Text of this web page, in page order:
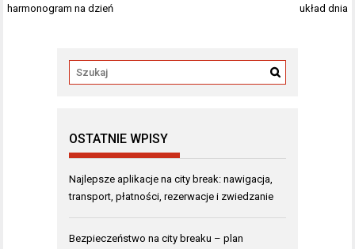
harmonogram na dzień
układ dnia
OSTATNIE WPISY
Najlepsze aplikacje na city break: nawigacja,
transport, płatności, rezerwacje i zwiedzanie
Bezpieczeństwo na city breaku – plan